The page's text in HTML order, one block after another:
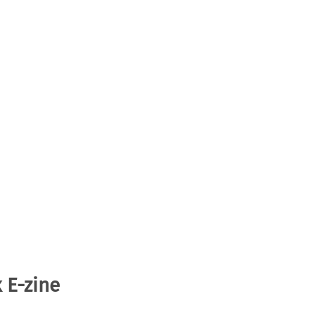
E-zine